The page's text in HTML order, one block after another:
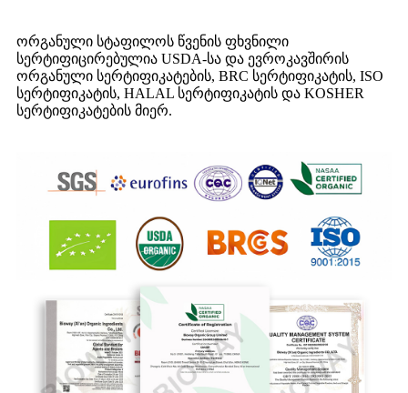
ორგანული სტაფილოს წვენის ფხვნილი
სერტიფიცირებულია USDA-სა და ევროკავშირის
ორგანული სერტიფიკატების, BRC სერტიფიკატის, ISO
სერტიფიკატის, HALAL სერტიფიკატის და KOSHER
სერტიფიკატების მიერ.